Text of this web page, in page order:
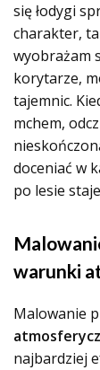
się łodygi
charakter,
wyobrażam
korytarze,
tajemnic.
mchem,
doceniać w
po lesie
warunki
Malowanie
najbardziej